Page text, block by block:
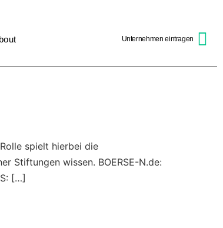
Unternehmen eintragen
spielt hierbei die
Stiftungen wissen. BOERSE-N.de:
[…]